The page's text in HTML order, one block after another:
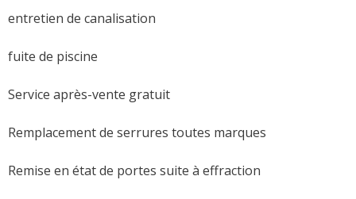
entretien de canalisation
fuite de piscine
Service après-vente gratuit
Remplacement de serrures toutes marques
Remise en état de portes suite à effraction